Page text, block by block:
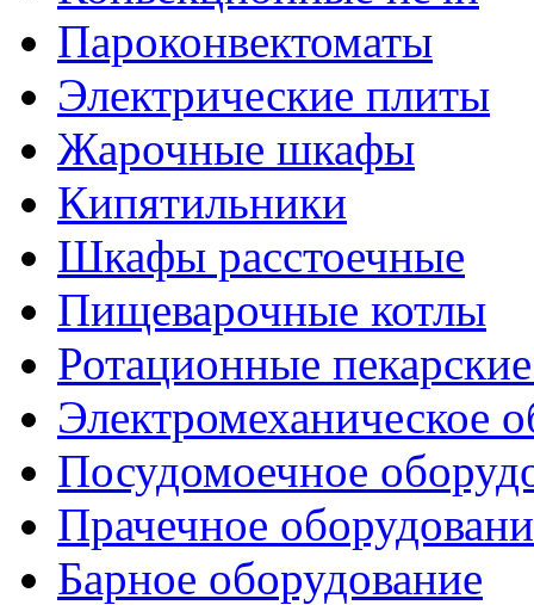
Пароконвектоматы
Электрические плиты
Жарочные шкафы
Кипятильники
Шкафы расстоечные
Пищеварочные котлы
Ротационные
Электромеханическое
Посудомоечное
Прачечное
Барное оборудование